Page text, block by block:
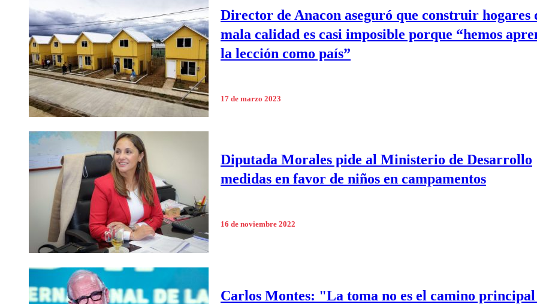
Director de Anacon aseguró que construir hogares
mala calidad es casi imposible porque “hemos
la lección como país”
17 de marzo 2023
Diputada Morales pide al Ministerio de Desarrollo
medidas en favor de niños en campamentos
16 de noviembre 2022
Carlos Montes: "La toma no es el camino